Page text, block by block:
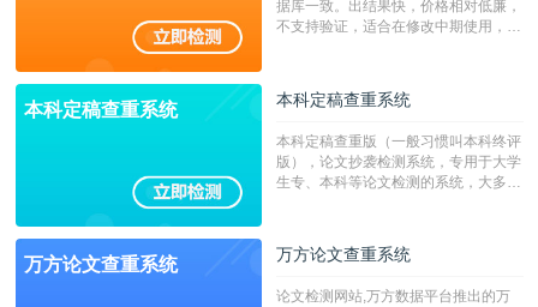
据库一致。出结果快，价格相对低廉，
不支持验证，适合在修改中期使用，定
本科定稿查重系统 本科定稿查重系统
本科定稿查重版（一般习惯叫本科终评
版），论文抄袭检测系统，专用于大学
生专、本科等论文检测的系统，大多数
万方论文查重系统 万方论文查重系统
论文检测网站,万方数据平台推出的万